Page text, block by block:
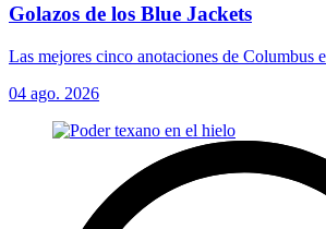
Golazos de los Blue Jackets
Las mejores cinco anotaciones de Columbus
04 ago. 2026